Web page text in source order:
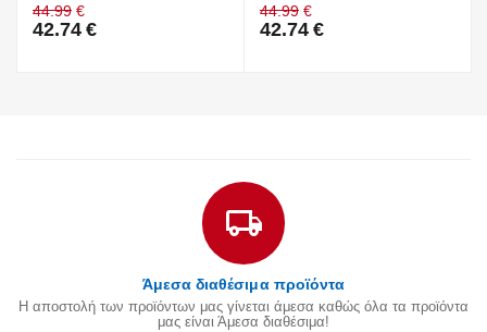
44.99 €
42.74 €
44.99 €
42.74 €
Άμεσα διαθέσιμα προϊόντα
Η αποστολή των προϊόντων μας γίνεται άμεσα καθώς όλα τα προϊόντα
μας είναι Άμεσα διαθέσιμα!